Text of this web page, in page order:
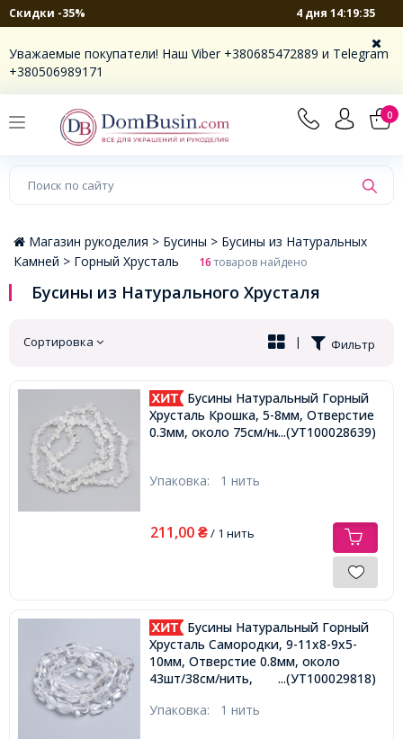
Скидки -35% 4 дня 14:19:35
Уважаемые покупатели! Наш Viber +380685472889 и Telegram
+380506989171
0
×
Магазин рукоделия > Бусины > Бусины из Натуральных
Камней > Горный Хрусталь 16товаров найдено
Бусины из Натурального Хрусталя
Сортировка Фильтр
|
Бусины Натуральный Горный
Хрусталь Крошка, 5-8мм, Отверстие
0.3мм, около 75см/нить,...(УТ100028639)
Упаковка: 1 нить
211,00 ₴/ 1 нить
Бусины Натуральный Горный
Хрусталь Самородки, 9-11х8-9х5-
10мм, Отверстие 0.8мм, около
43шт/38см/нить,
...(УТ100029818)
Упаковка: 1 нить